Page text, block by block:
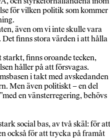
för vilken politik som kommer
även om vi inte skulle vara
finns stora värden i att hålla
finns oroande tecken,
håller på att försvagas.
i takt med avskedanden
Men även politiskt – en del
en vänsterregering, behövs
social bas, av två skäl: för att
också för att trycka på framåt